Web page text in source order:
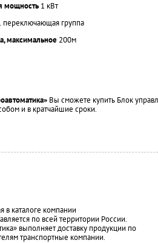
мощность 1 кВт
переключающая группа
максимальное200м
Вы сможете купить Блок
и в кратчайшие сроки.
в каталоге компании
по всей территории России.
выполняет доставку продукции по
транспортные компании.